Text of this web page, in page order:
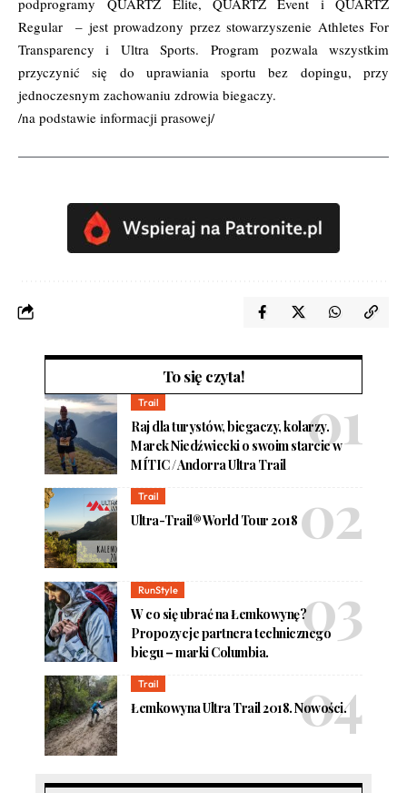
podprogramy QUARTZ Elite, QUARTZ Event i QUARTZ
Regular – jest prowadzony przez stowarzyszenie Athletes For
Transparency i Ultra Sports. Program pozwala wszystkim
przyczynić się do uprawiania sportu bez dopingu, przy
jednoczesnym zachowaniu zdrowia biegaczy.
/na podstawie informacji prasowej/
To się czyta!
Trail
Raj dla turystów, biegaczy, kolarzy.
Marek Niedźwiecki o swoim starcie w
MÍTIC / Andorra Ultra Trail
Trail
Ultra-Trail® World Tour 2018
RunStyle
W co się ubrać na Łemkowynę?
Propozycje partnera technicznego
biegu – marki Columbia.
Trail
Łemkowyna Ultra Trail 2018. Nowości.